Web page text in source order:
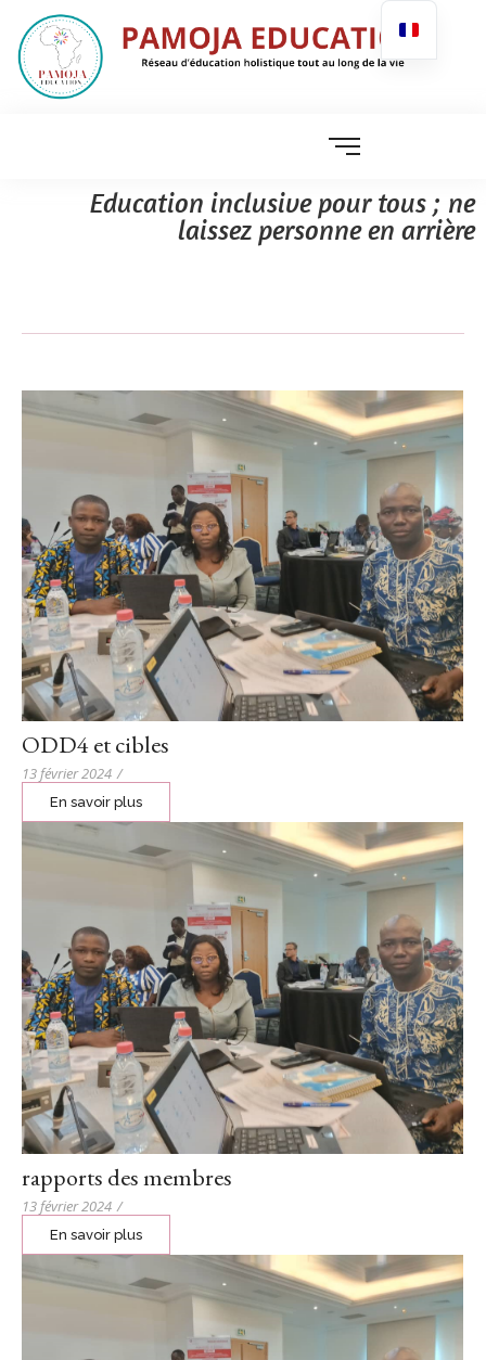
Education inclusive pour tous ; ne
laissez personne en arrière
ODD4 et cibles
13 février 2024 /
En savoir plus
rapports des membres
13 février 2024 /
En savoir plus